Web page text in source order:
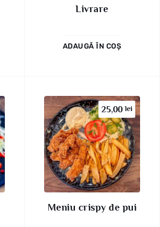
Livrare
ADAUGĂ ÎN COȘ
25,00lei
Meniu crispy de pui